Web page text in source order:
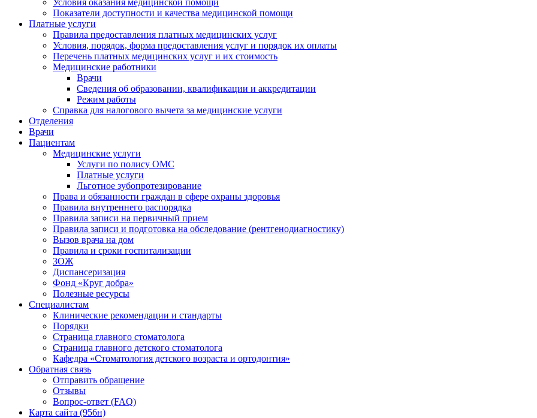
Условия оказания медицинской помощи
Показатели доступности и качества медицинской помощи
Платные услуги
Правила предоставления платных медицинских услуг
Условия, порядок, форма предоставления услуг и порядок их оплаты
Перечень платных медицинских услуг и их стоимость
Медицинские работники
Врачи
Сведения об образовании, квалификации и аккредитации
Режим работы
Справка для налогового вычета за медицинские услуги
Отделения
Врачи
Пациентам
Медицинские услуги
Услуги по полису ОМС
Платные услуги
Льготное зубопротезирование
Права и обязанности граждан в сфере охраны здоровья
Правила внутреннего распорядка
Правила записи на первичный прием
Правила записи и подготовка на обследование (рентгенодиагностику)
Вызов врача на дом
Правила и сроки госпитализации
ЗОЖ
Диспансеризация
Фонд «Круг добра»
Полезные ресурсы
Специалистам
Клинические рекомендации и стандарты
Порядки
Страница главного стоматолога
Страница главного детского стоматолога
Кафедра «Стоматология детского возраста и ортодонтия»
Обратная связь
Отправить обращение
Отзывы
Вопрос-ответ (FAQ)
Карта сайта (956н)